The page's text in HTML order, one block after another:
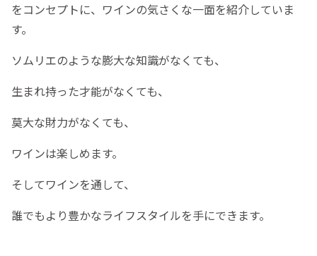
をコンセプトに、ワインの気さくな一面を紹介していま
す。
ソムリエのような膨大な知識がなくても、
生まれ持った才能がなくても、
莫大な財力がなくても、
ワインは楽しめます。
そしてワインを通して、
誰でもより豊かなライフスタイルを手にできます。